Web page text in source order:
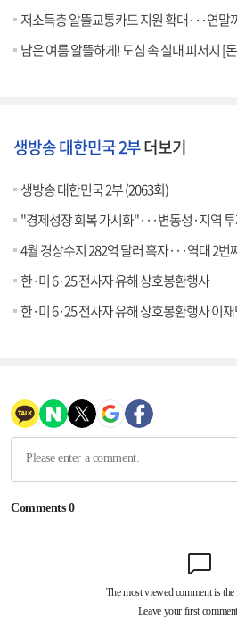
저소득층 알뜰교통카드 지원 확대···연말
남은 여름 알뜰하게! 도심 속 실내 피서지 [돈
생방송 대한민국 2부더보기
생방송 대한민국 2부 (2063회)
"경제성장 회복 가시화"···변동성·지역
4월 경상수지 282억 달러 흑자···역대 2번
한·미 6·25 전사자 유해 상호봉환행사
한·미 6·25 전사자 유해 상호봉환행사 이재명 대통령